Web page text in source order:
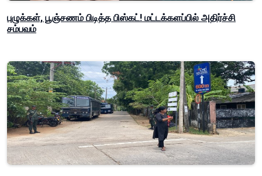
புழுக்கள், பூஞ்சணம் பிடித்த பிஸ்கட்! மட்டக்களப்பில் அதிர்ச்சி
சம்பவம்